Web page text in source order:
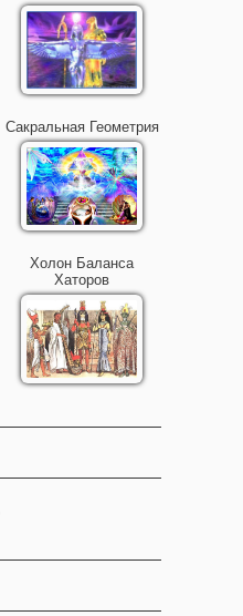
Сакральная Геометрия
Холон Баланса
Хаторов